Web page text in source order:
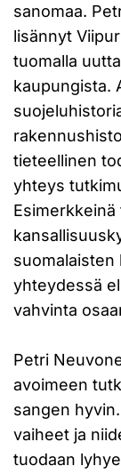
sanomaa.
lisännyt
tuomalla
kaupungista.
tieteellinen
yhteys
suomalaisten
yhteydessä
vahvinta
Petri
avoimeen
sangen
vaiheet ja
tuodaan